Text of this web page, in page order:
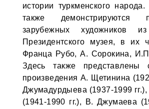
истории туркменского
также демонстрируются
зарубежных художников
Президентского музея, в их
Франца Рубо, A. Сорокина,
Здесь также представлены
произведения A. Щетинина
Джумадурдыева (1937-1999
(1941-1990 гг.), B. Джумаeва